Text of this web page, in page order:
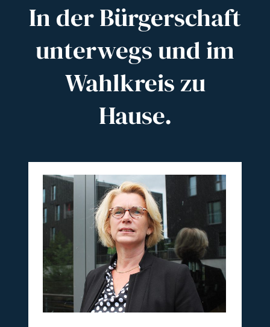
In der Bürgerschaft
unterwegs und im
Wahlkreis zu
Hause.